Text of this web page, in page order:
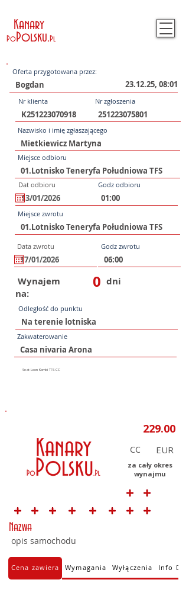
Kanary
PoPolsku.Pl
Oferta przygotowana przez:
23.12.25, 08:01
Nr klienta Nr zgłoszenia
Nazwisko i imię zgłaszającego
Miejsce odbioru
Dat odbioru Godz odbioru
Miejsce zwrotu
Data zwrotu Godz zwrotu
Wynajem
na:
0 dni
Odległość do punktu
Zakwaterowanie
CC
za cały okres
wynajmu
Nazwa
opis samochodu
Cena zawiera Wymagania Wyłączenia Info